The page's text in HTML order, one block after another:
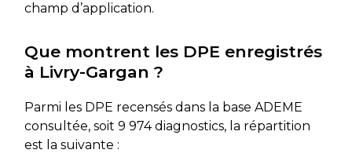
champ d’application.
Que montrent les DPE enregistrés
à Livry-Gargan ?
Parmi les DPE recensés dans la base ADEME
consultée, soit 9 974 diagnostics, la répartition
est la suivante :